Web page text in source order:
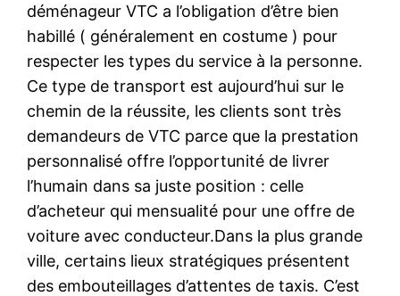
déménageur VTC a l’obligation d’être bien
habillé ( généralement en costume ) pour
respecter les types du service à la personne.
Ce type de transport est aujourd’hui sur le
chemin de la réussite, les clients sont très
demandeurs de VTC parce que la prestation
personnalisé offre l’opportunité de livrer
l’humain dans sa juste position : celle
d’acheteur qui mensualité pour une offre de
voiture avec conducteur.Dans la plus grande
ville, certains lieux stratégiques présentent
des embouteillages d’attentes de taxis. C’est